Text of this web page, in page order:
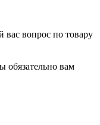
вопрос по товару
вам